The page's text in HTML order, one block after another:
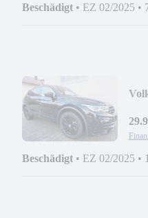
Beschädigt • EZ 02/2025 •
Beschädigt • EZ 02/2025 •